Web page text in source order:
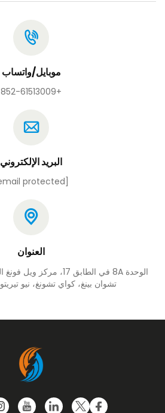
موبايل/واتساب
+852-61513009
البريد الإلكتروني
[email protected]
العنوان
تشوان بينغ، كواي تشونغ، نيو تيريتو ries، هونغ كونغ